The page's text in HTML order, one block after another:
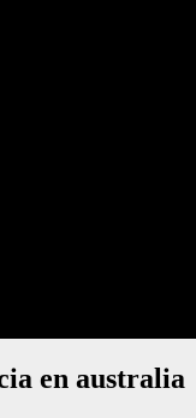
en australia